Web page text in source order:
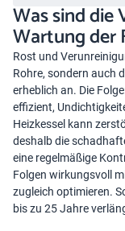
Was sind die
Wartung der
Rost und
Rohre, sondern auch
erheblich an. Die
effizient,
Heizkessel kann
deshalb die
eine regelmäßige
Folgen wirkungsvoll
zugleich optimieren.
bis zu 25 Jahre